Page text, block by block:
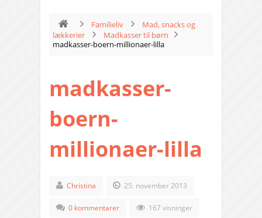
Familieliv
Mad, snacks og
lækkerier
Madkasser til børn
madkasser-boern-millionaer-lilla
madkasser-
boern-
millionaer-lilla
Christina 25. november 2013
0 kommentarer 167 visninger